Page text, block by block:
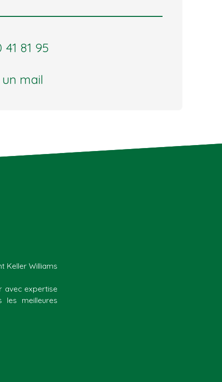
81 95
mail
Keller Williams
avec expertise
meilleures